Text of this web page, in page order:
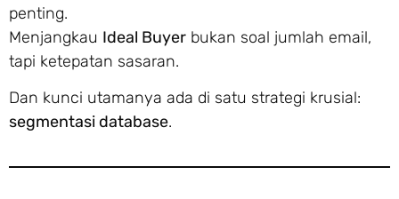
penting.
Menjangkau Ideal Buyer bukan soal jumlah email,
tapi ketepatan sasaran.
Dan kunci utamanya ada di satu strategi krusial:
segmentasi database.